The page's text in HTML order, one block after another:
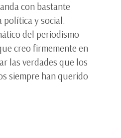
con bastante
política y social.
del periodismo
creo firmemente en
las verdades que los
siempre han querido